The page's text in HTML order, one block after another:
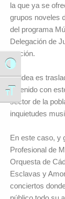
Alternar alto
Alternar tamaño
la que ya se
grupos noveles
del programa
Delegación de
edición.
La idea es
obtenido con
sector de la
inquietudes
En este caso, y
Profesional de
Orquesta de
Esclavas y
conciertos